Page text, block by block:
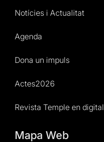
Notícies i Actualitat
Agenda
Dona un impuls
Actes2026
Revista Temple en digital
Mapa Web